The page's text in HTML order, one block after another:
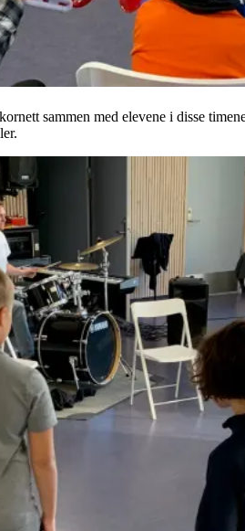
sammen med elevene i disse